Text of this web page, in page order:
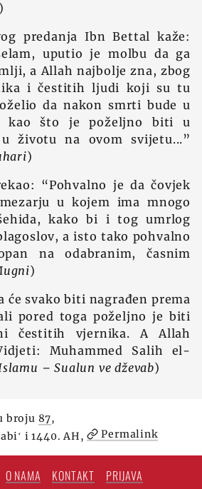
predanja Ibn Bettal kaže:
uputio je molbu da ga
a Allah najbolje zna, zbog
i čestitih ljudi koji su tu
da nakon smrti bude u
kao što je poželjno biti u
životu na ovom svijetu...”
)
“Pohvalno je da čovjek
u kojem ima mnogo
kako bi i tog umrlog
a isto tako pohvalno
na odabranim, časnim
)
će svako biti nagrađen prema
pored toga poželjno je biti
čestitih vjernika. A Allah
Muhammed Salih el-
– Sualun ve dževab)
broju 87,
i 1440. AH,
Permalink
O NAMA KONTAKT PRIJAVA